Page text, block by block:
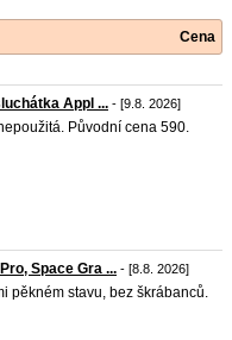
Cena
Appl ... - [9.8. 2026]
Původní cena 590.
Space Gra ... - [8.8. 2026]
pěkném stavu, bez škrábanců.